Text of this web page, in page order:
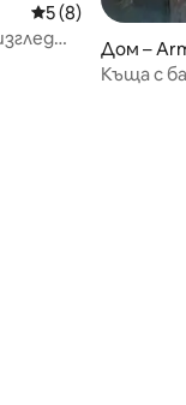
Средна оценка:
5 (8)
Дом –
Къща с